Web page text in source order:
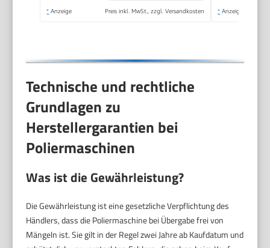
* Anzeige Preis inkl. MwSt., zzgl. Versandkosten * Anzeige
Technische und rechtliche
Grundlagen zu
Herstellergarantien bei
Poliermaschinen
Was ist die Gewährleistung?
Die Gewährleistung ist eine gesetzliche Verpflichtung des
Händlers, dass die Poliermaschine bei Übergabe frei von
Mängeln ist. Sie gilt in der Regel zwei Jahre ab Kaufdatum und